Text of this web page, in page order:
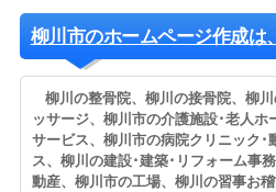
柳川市のホームページ作成は
柳川の整骨院、柳川の接骨院、柳
ッサージ、柳川市の介護施設･老人ホ
サービス、柳川市の病院クリニック･
ス、柳川の建設･建築･リフォーム事
動産、柳川市の工場、柳川の習事お